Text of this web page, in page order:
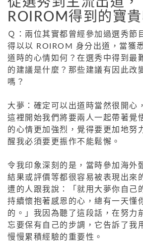
ROIROM得到的寶
Ｑ：兩位其實都曾經參加過選秀節
得以以 ROIROM 身分出道，當獲
道時的心情如何？在選秀中得到最
的建議是什麼？那些建議有因此改
嗎？
大夢：確定可以出道時當然很開心
這裡開始我們將要兩人一起帶著覺
的心情更加強烈，覺得要更加地努
醒我必須要更振作不能鬆懈。
令我印象深刻的是，當時參加海外
結果或評價等都很容易被表現出來
遭的人跟我說：「就用大夢你自己
持續懷抱著感恩的心，總有一天懂
的。」我因為聽了這段話，在努力
忘要保有自己的步調，它告訴了我
慢慢累積經驗的重要性。